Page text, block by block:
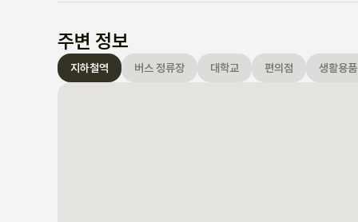
주변 정보
지하철역 버스 정류장 대학교 편의점 생활용